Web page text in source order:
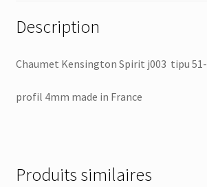
Description
Chaumet Kensington Spirit j003 tipu
profil 4mm made in France
Produits similaires